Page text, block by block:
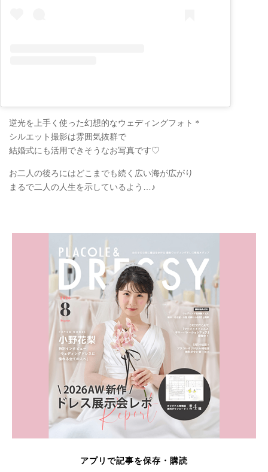
逆光を上手く使った幻想的なウェディングフォト＊
シルエット撮影は雰囲気抜群で
結婚式にも活用できそうなお写真です♡
お二人の後ろにはどこまでも続く広い海が広がり
まるで二人の人生を示しているよう…♪
アプリで記事を保存・購読